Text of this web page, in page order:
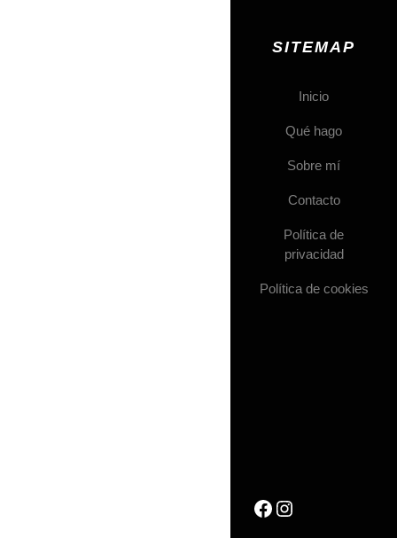
SITEMAP
Inicio
Qué hago
Sobre mí
Contacto
Política de
privacidad
Política de cookies
Facebook
Instagram